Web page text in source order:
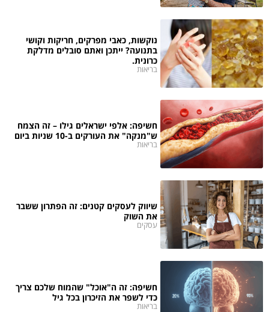
נוקשות, כאבי מפרקים, חריקות וקושי
בתנועה? ייתכן ואתם סובלים מדלקת
כרונית.
בריאות
חשיפה: אלפי ישראלים גילו – זה הצמח
ש"מנקה" את העורקים ב-10 שניות ביום
בריאות
שיווק לעסקים קטנים: זה הפתרון ששבר
את השוק
עסקים
חשיפה: זה ה"אוכל" שהמוח שלכם צריך
כדי לשפר את הזיכרון בכל גיל
בריאות